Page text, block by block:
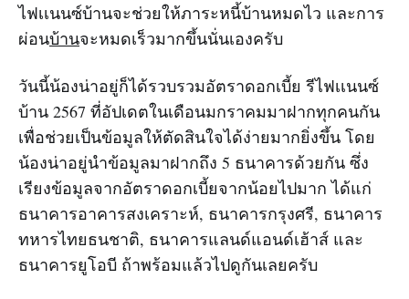
ไฟเเนนซ์บ้านจะช่วยให้ภาระหนี้บ้านหมดไว และการ
ผ่อนบ้านจะหมดเร็วมากขึ้นนั่นเองครับ
วันนี้น้องน่าอยู่ก็ได้รวบรวมอัตราดอกเบี้ย รีไฟเเนนซ์
บ้าน 2567 ที่อัปเดตในเดือนมกราคมมาฝากทุกคนกัน
เพื่อช่วยเป็นข้อมูลให้ตัดสินใจได้ง่ายมากยิ่งขึ้น โดย
น้องน่าอยู่นำข้อมูลมาฝากถึง 5 ธนาคารด้วยกัน ซึ่ง
เรียงข้อมูลจากอัตราดอกเบี้ยจากน้อยไปมาก ได้แก่
ธนาคารอาคารสงเคราะห์, ธนาคารกรุงศรี, ธนาคาร
ทหารไทยธนชาติ, ธนาคารแลนด์แอนด์เฮ้าส์ และ
ธนาคารยูโอบี ถ้าพร้อมแล้วไปดูกันเลยครับ